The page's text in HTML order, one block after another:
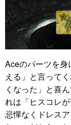
Aceのパーツを
える」と言って
くなった」と喜
れは「ヒスコレ
忌憚なくドレス